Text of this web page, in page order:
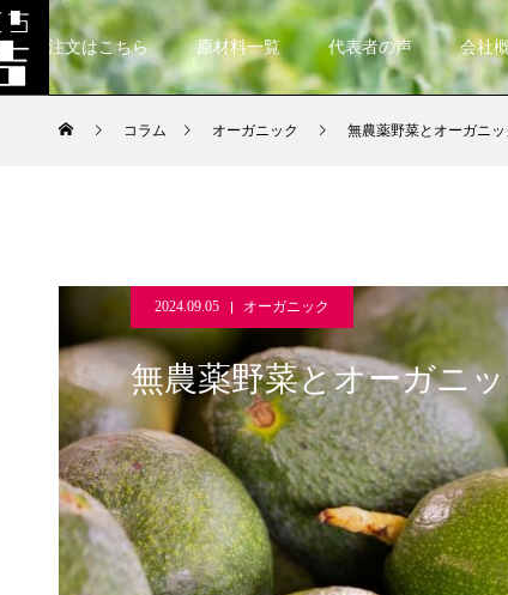
ご注文はこちら 原材料一覧 代表者の声 会社
コラム オーガニック 無農薬野菜とオーガニ
2024.09.05 オーガニック
無農薬野菜とオーガニ